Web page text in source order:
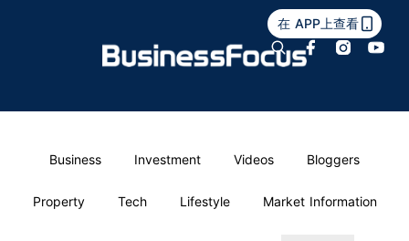
在 APP上查看
Business Investment Videos Bloggers
Property Tech Lifestyle Market Information